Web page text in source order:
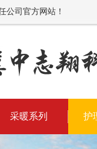
公司官方网站！
采暖系列 护